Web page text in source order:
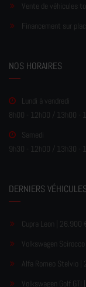
Vente de véhicules
Financement sur
NOS HORAIRES
Lundi à vendredi
8h00 - 12h00 / 13h00 -
Samedi
9h30 - 12h00 / 13h30 -
DERNIERS
Cupra Leon | 26.900
Volkswagen
Alfa Romeo Stelvio |
Volkswagen Golf